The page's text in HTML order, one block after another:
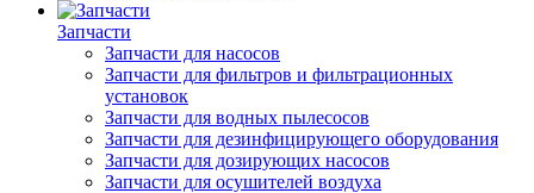
Запчасти
Запчасти для насосов
Запчасти для фильтров и фильтрационных
установок
Запчасти для водных пылесосов
Запчасти для дезинфицирующего оборудования
Запчасти для дозирующих насосов
Запчасти для осушителей воздуха